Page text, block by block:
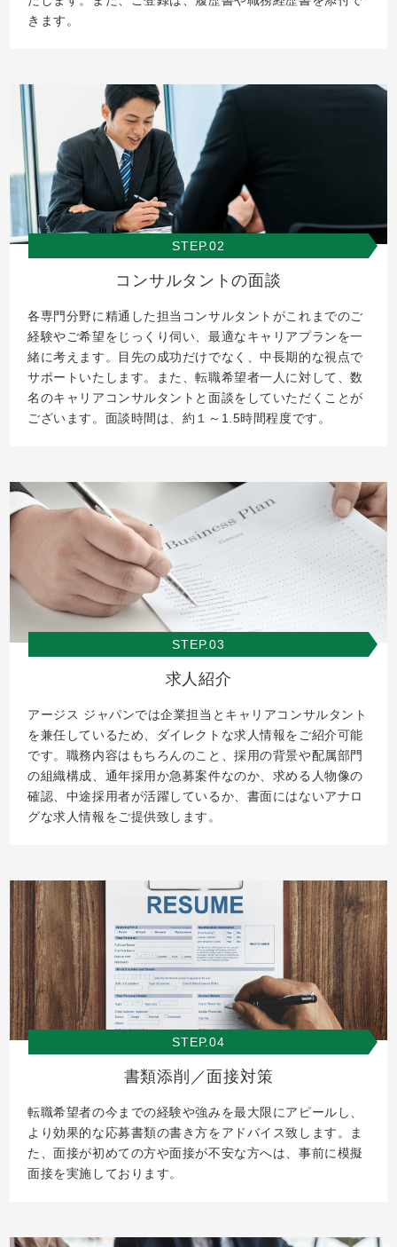
きます。
STEP.02
コンサルタントの面談
各専門分野に精通した担当コンサルタントがこれまでのご
経験やご希望をじっくり伺い、最適なキャリアプランを一
緒に考えます。目先の成功だけでなく、中長期的な視点で
サポートいたします。また、転職希望者一人に対して、数
名のキャリアコンサルタントと面談をしていただくことが
ございます。面談時間は、約１～1.5時間程度です。
STEP.03
求人紹介
アージス ジャパンでは企業担当とキャリアコンサルタント
を兼任しているため、ダイレクトな求人情報をご紹介可能
です。職務内容はもちろんのこと、採用の背景や配属部門
の組織構成、通年採用か急募案件なのか、求める人物像の
確認、中途採用者が活躍しているか、書面にはないアナロ
グな求人情報をご提供致します。
STEP.04
書類添削／面接対策
転職希望者の今までの経験や強みを最大限にアピールし、
より効果的な応募書類の書き方をアドバイス致します。ま
た、面接が初めての方や面接が不安な方へは、事前に模擬
面接を実施しております。